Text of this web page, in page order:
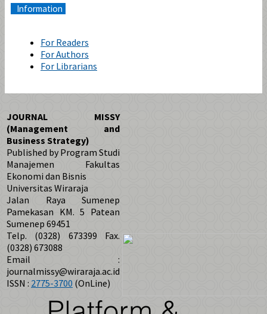
Information
For Readers
For Authors
For Librarians
JOURNAL MISSY
(Management and
Business Strategy)
Published by Program Studi
Manajemen Fakultas
Ekonomi dan Bisnis
Universitas Wiraraja
Jalan Raya Sumenep
Pamekasan KM. 5 Patean
Sumenep 69451
Telp. (0328) 673399 Fax.
(0328) 673088
Email :
journalmissy@wiraraja.ac.id
ISSN : 2775-3700 (OnLine)